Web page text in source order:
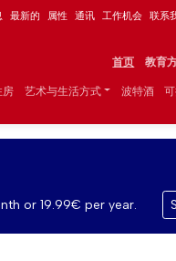
最新的 属性 通讯 工作机会 联系
首页 教育
房 艺术与生活方式 波特酒
or 19.99€ per year.